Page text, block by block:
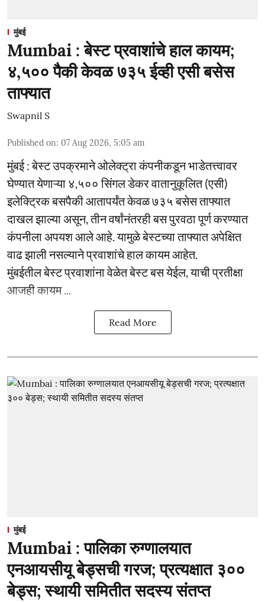
मुंबई
Mumbai : बेस्ट प्रवाशांचे हाल कायम;
४,५०० पैकी केवळ ७३५ ईव्ही एसी बसेस
ताफ्यात
Swapnil S
Published on: 07 Aug 2026, 5:05 am
मुंबई : बेस्ट उपक्रमाने ओलेक्ट्रा कंपनीकडून भाडेतत्त्वावर
घेण्यात येणाऱ्या ४,५०० सिंगल डेकर वातानुकूलित (एसी)
इलेक्ट्रिक बसपैकी आतापर्यंत केवळ ७३५ बसेस ताफ्यात
दाखल झाल्या असून, तीन वर्षांनंतरही बस पुरवठा पूर्ण करण्यात
कंपनीला अपयश आले आहे. यामुळे बेस्टच्या ताफ्यात अपेक्षित
वाढ झाली नसल्याने प्रवाशांचे हाल कायम आहेत.
मुंबईतील बेस्ट प्रवाशांना वेळेत बेस्ट बस येईल, याची प्रतीक्षा
आजही कायम ...
Read More
मुंबई
Mumbai : पालिका रुग्णालयात
एनआयसीयू बेड्सची गरज; प्रत्यक्षात ३००
बेड्स; स्थायी समितीत सदस्य संतप्त